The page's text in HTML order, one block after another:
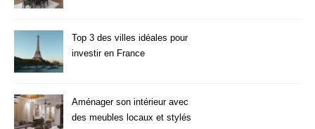
Top 3 des villes idéales pour
investir en France
Aménager son intérieur avec
des meubles locaux et stylés